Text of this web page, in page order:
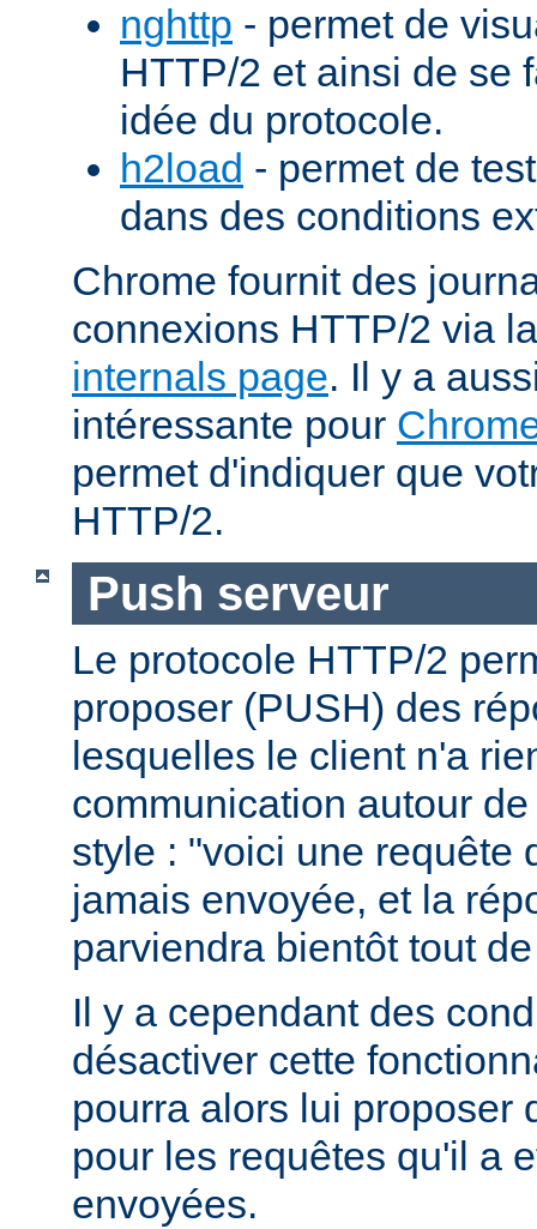
nghttp - permet de
HTTP/2 et ainsi de se
idée du protocole.
h2load - permet de
dans des conditions
Chrome fournit des
connexions HTTP/2 via
internals page. Il y a
intéressante pour
permet d'indiquer que
HTTP/2.
Push serveur
Le protocole HTTP/2
proposer (PUSH) des
lesquelles le client n'a
communication autour
style : "voici une requête
jamais envoyée, et la
parviendra bientôt tout
Il y a cependant des
désactiver cette
pourra alors lui proposer
pour les requêtes qu'il a
envoyées.